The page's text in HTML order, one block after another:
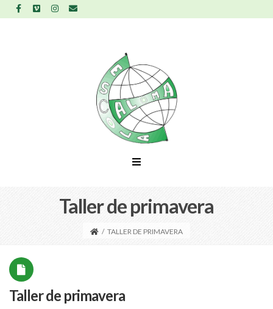
Taller de primavera
/ TALLER DE PRIMAVERA
Taller de primavera